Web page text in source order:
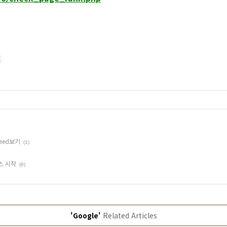
보기 (1)
시작 (6)
'Google' Related Articles